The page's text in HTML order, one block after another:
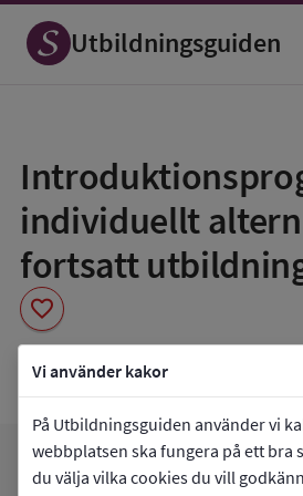
Vi använder kakor
På Utbildningsguiden använder vi
webbplatsen ska fungera på ett bra
du välja vilka cookies du vill
Utbildningsguiden
individuellt
fortsatt
favorite
som
favorit
Lunagymnasiet
Gå tillLunagymnasietarrow_forward